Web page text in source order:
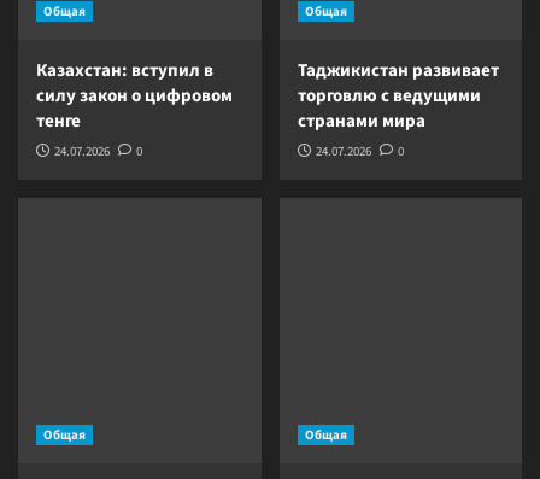
Общая
Казахстан: вступил в
силу закон о цифровом
тенге
24.07.2026 0
Общая
Таджикистан развивает
торговлю с ведущими
странами мира
24.07.2026 0
Общая Общая